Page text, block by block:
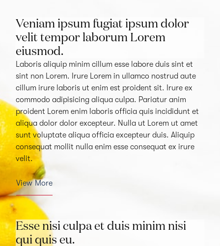
Veniam ipsum fugiat ipsum dolor
velit tempor laborum Lorem
eiusmod.
Laboris aliquip minim cillum esse labore duis sint et
sint non Lorem. Irure Lorem in ullamco nostrud aute
cillum irure laboris ut enim est proident sit. Irure ex
commodo adipisicing aliqua culpa. Pariatur anim
proident Lorem enim laboris officia quis incididunt et
aliqua dolor dolor excepteur. Nulla ut Lorem ut amet
sunt voluptate aliqua officia excepteur duis. Aliquip
consequat mollit nulla enim esse consequat ex irure
velit.
View More
Esse nisi culpa et duis minim nisi
qui quis eu.